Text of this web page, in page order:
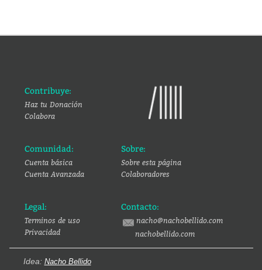
Contribuye:
Haz tu Donación
Colabora
Comunidad:
Cuenta básica
Cuenta Avanzada
Sobre:
Sobre esta página
Colaboradores
Legal:
Terminos de uso
Privacidad
Contacto:
nacho@nachobellido.com
nachobellido.com
Idea: Nacho Bellido